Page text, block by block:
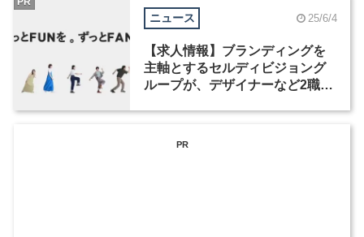
ニュース 25/6/4
【求人情報】ブランディングを
主軸とするセルディビジョング
ループが、デザイナーなど2職種
PR